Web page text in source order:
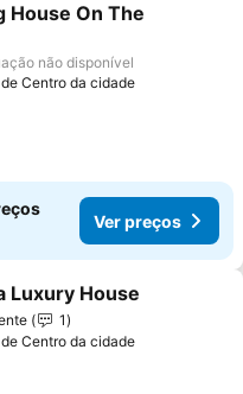
aos favoritos
House On The
não disponível
Centro da cidade
Ver preços
aos favoritos
Luxury House
1
Centro da cidade